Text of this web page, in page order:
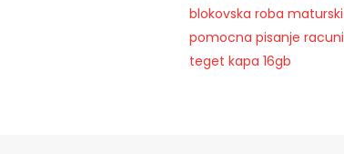
blokovska roba maturski
pomocna pisanje racuni
teget kapa 16gb